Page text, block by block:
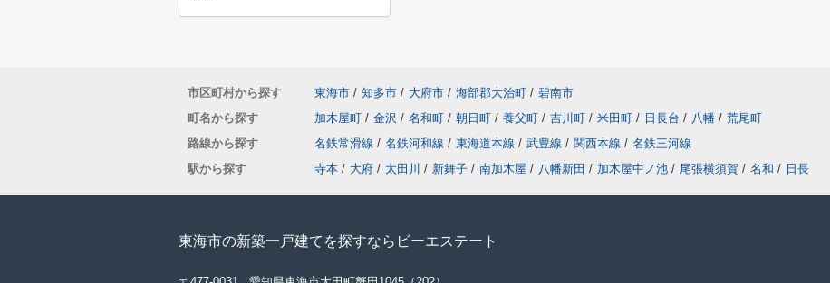
市区町村から探す 東海市 / 知多市 / 大府市 / 海部郡大治町 / 碧南市
町名から探す
加木屋町 / 金沢 / 名和町 / 朝日町 / 養父町 / 吉川町 / 米田町 / 日長台 / 八幡 / 荒尾町
路線から探す
名鉄常滑線 / 名鉄河和線 / 東海道本線 / 武豊線 / 関西本線 / 名鉄三河線
駅から探す
寺本 / 大府 / 太田川 / 新舞子 / 南加木屋 / 八幡新田 / 加木屋中ノ池 / 尾張横須賀 / 名和 / 日長
東海市の新築一戸建てを探すならビーエステート